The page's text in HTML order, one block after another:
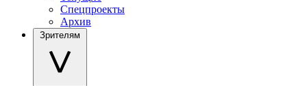
Спецпроекты
Архив
Зрителям